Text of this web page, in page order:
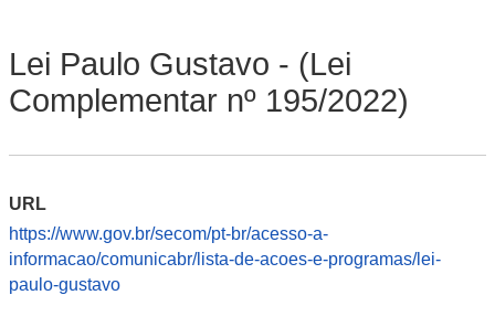
Lei Paulo Gustavo - (Lei
Complementar nº 195/2022)
URL
https://www.gov.br/secom/pt-br/acesso-a-
informacao/comunicabr/lista-de-acoes-e-programas/lei-
paulo-gustavo